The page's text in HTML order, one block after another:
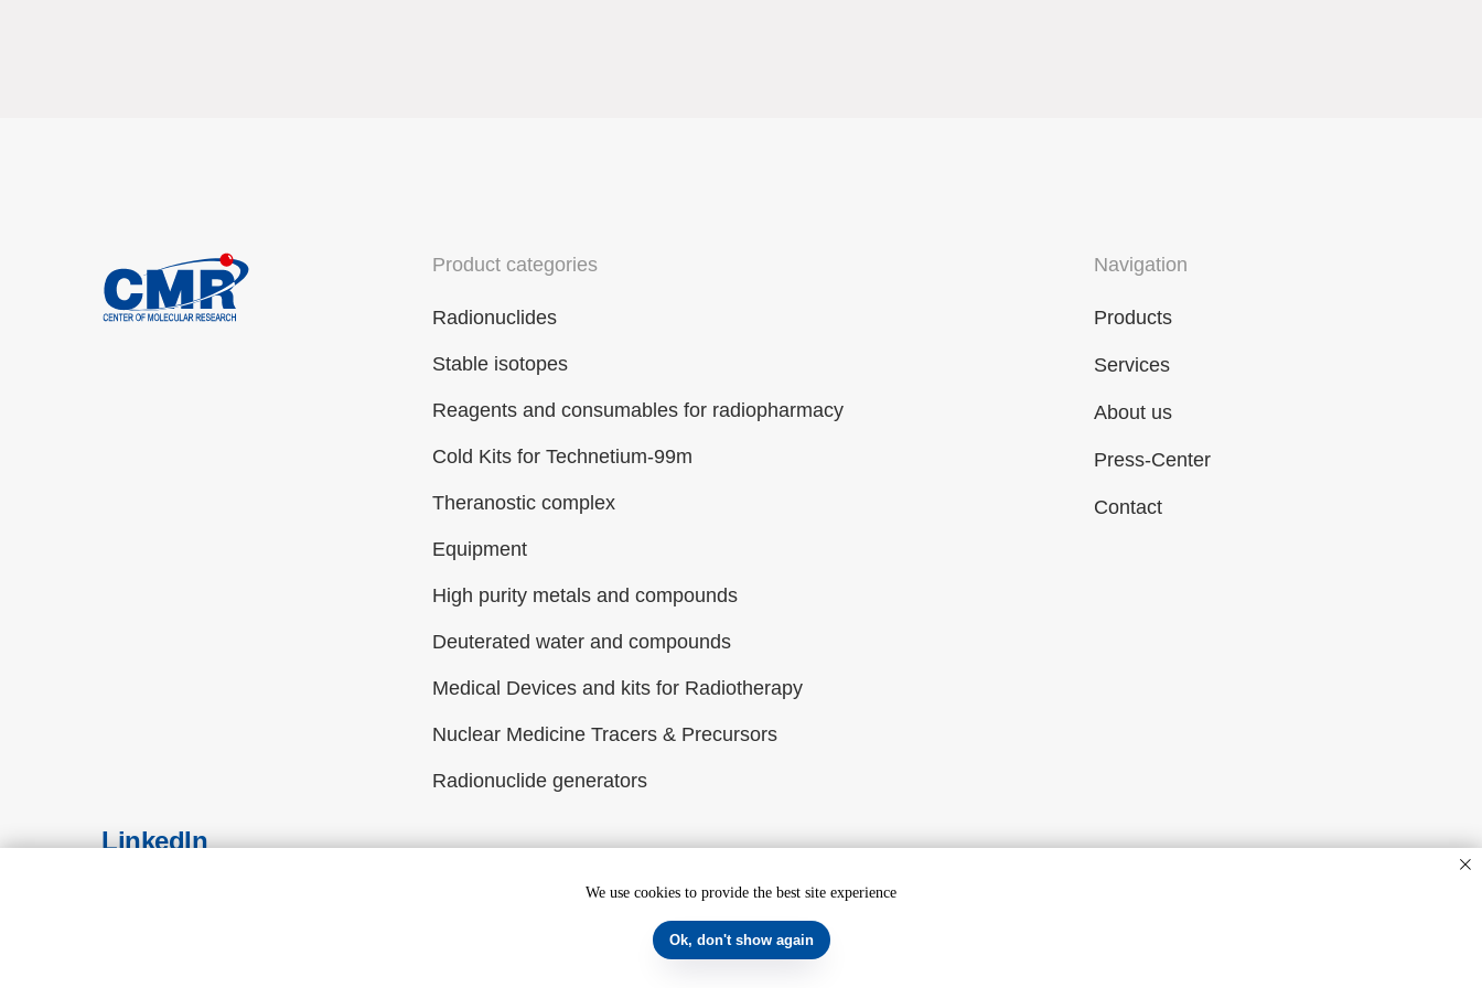
LinkedIn
Product categories
Stable isotopes
Radionuclides
Cold Kits for Technetium-99m
Reagents and consumables for radiopharmacy
Theranostic complex
Equipment
High purity metals and compounds
Deuterated water and compounds
Navigation
Products
Services
About us
Press-Center
Contact
Radionuclide generators
Nuclear Medicine Tracers & Precursors
Medical Devices and kits for Radiotherapy
We use cookies to provide the best site experience
Ok, don't show again